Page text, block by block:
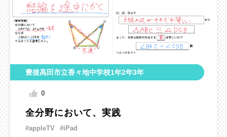
豊後高田市立香々地中学校1年2年3年
0
全分野において、実践
#appleTV #iPad